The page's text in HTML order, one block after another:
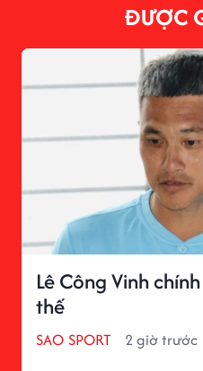
ĐƯỢC
Lê Công Vinh
thế
SAO SPORT 2 giờ trước